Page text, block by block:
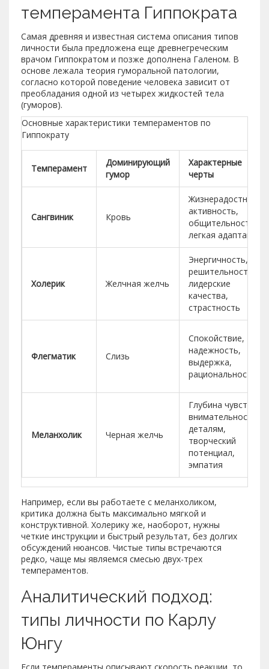
темперамента Гиппократа
Самая древняя и известная система описания типов
личности была предложена еще древнегреческим
врачом Гиппократом и позже дополнена Галеном. В
основе лежала теория гуморальной патологии,
согласно которой поведение человека зависит от
преобладания одной из четырех жидкостей тела
(гуморов).
Основные характеристики темпераментов по
Гиппократу
Темперамент
Доминирующий
гумор
Характерные
черты
Сангвиник Кровь
Жизнерадостность,
активность,
общительность,
легкая адаптация
Холерик Желчная желчь
Энергичность,
решительность,
лидерские
качества,
страстность
Флегматик Слизь
Спокойствие,
надежность,
выдержка,
рациональность
Меланхолик Черная желчь
Глубина чувств,
внимательность к
деталям,
творческий
потенциал,
эмпатия
Например, если вы работаете с меланхоликом,
критика должна быть максимально мягкой и
конструктивной. Холерику же, наоборот, нужны
четкие инструкции и быстрый результат, без долгих
обсуждений нюансов. Чистые типы встречаются
редко, чаще мы являемся смесью двух-трех
темпераментов.
Аналитический подход:
типы личности по Карлу
Юнгу
Если темпераменты описывают скорость реакции, то